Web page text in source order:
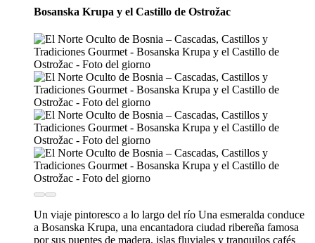
Bosanska Krupa y el Castillo de Ostrožac
Un viaje pintoresco a lo largo del río Una esmeralda conduce
a Bosanska Krupa, una encantadora ciudad ribereña famosa
por sus puentes de madera, islas fluviales y tranquilos cafés